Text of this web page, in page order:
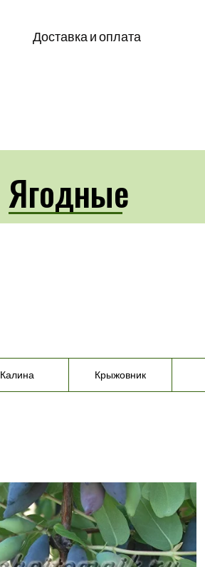
Доставка и оплата
Ягодные
Калина Крыжовник